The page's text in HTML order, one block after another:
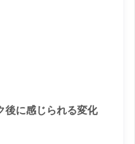
後に感じられる変化